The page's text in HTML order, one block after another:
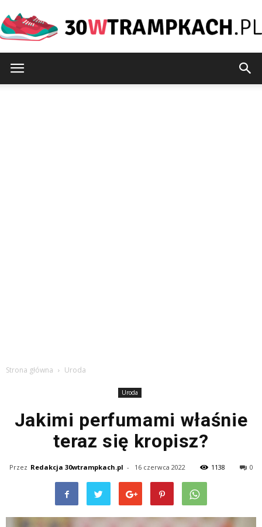
Strona główna Uroda
Uroda
Jakimi perfumami właśnie
teraz się kropisz?
Przez Redakcja 30wtrampkach.pl - 16 czerwca 2022 1138 0